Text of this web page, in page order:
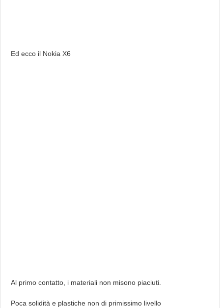
Ed ecco il Nokia X6
Al primo contatto, i materiali non misono piaciuti.
Poca solidità e plastiche non di primissimo livello